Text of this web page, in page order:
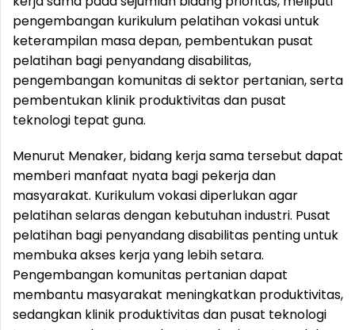
pengembangan kurikulum pelatihan vokasi untuk
keterampilan masa depan, pembentukan pusat
pelatihan bagi penyandang disabilitas,
pengembangan komunitas di sektor pertanian, serta
pembentukan klinik produktivitas dan pusat
teknologi tepat guna.
Menurut Menaker, bidang kerja sama tersebut dapat
memberi manfaat nyata bagi pekerja dan
masyarakat. Kurikulum vokasi diperlukan agar
pelatihan selaras dengan kebutuhan industri. Pusat
pelatihan bagi penyandang disabilitas penting untuk
membuka akses kerja yang lebih setara.
Pengembangan komunitas pertanian dapat
membantu masyarakat meningkatkan produktivitas,
sedangkan klinik produktivitas dan pusat teknologi